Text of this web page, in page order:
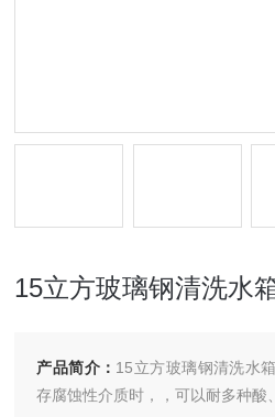
15立方玻璃钢清洗水
产品简介： 15立方玻璃钢清洗水
存腐蚀性介质时，，可以耐多种酸